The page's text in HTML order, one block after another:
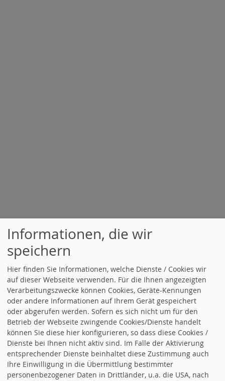
Informationen, die wir
speichern
Hier finden Sie Informationen, welche Dienste / Cookies wir
auf dieser Webseite verwenden. Für die Ihnen angezeigten
Verarbeitungszwecke können Cookies, Geräte-Kennungen
oder andere Informationen auf Ihrem Gerät gespeichert
oder abgerufen werden. Sofern es sich nicht um für den
Betrieb der Webseite zwingende Cookies/Dienste handelt
können Sie diese hier konfigurieren, so dass diese Cookies /
Dienste bei Ihnen nicht aktiv sind. Im Falle der Aktivierung
entsprechender Dienste beinhaltet diese Zustimmung auch
Ihre Einwilligung in die Übermittlung bestimmter
personenbezogener Daten in Drittländer, u.a. die USA, nach